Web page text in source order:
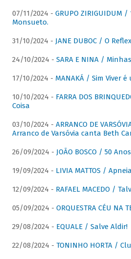
07/11/2024 - GRUPO ZIRIGUIDUM
Monsueto.
31/10/2024 - JANE DUBOC / O
24/10/2024 - SARA E NINA /
17/10/2024 - MANAKÁ / Sim Viver
10/10/2024 - FARRA DOS
Coisa
03/10/2024 - ARRANCO DE
Arranco de Varsóvia canta Beth
26/09/2024 - JOÃO BOSCO / 50
19/09/2024 - LIVIA MATTOS / Apneia
12/09/2024 - RAFAEL MACEDO /
05/09/2024 - ORQUESTRA CÉU NA
29/08/2024 - EQUALE / Salve Aldir!
22/08/2024 - TONINHO HORTA /